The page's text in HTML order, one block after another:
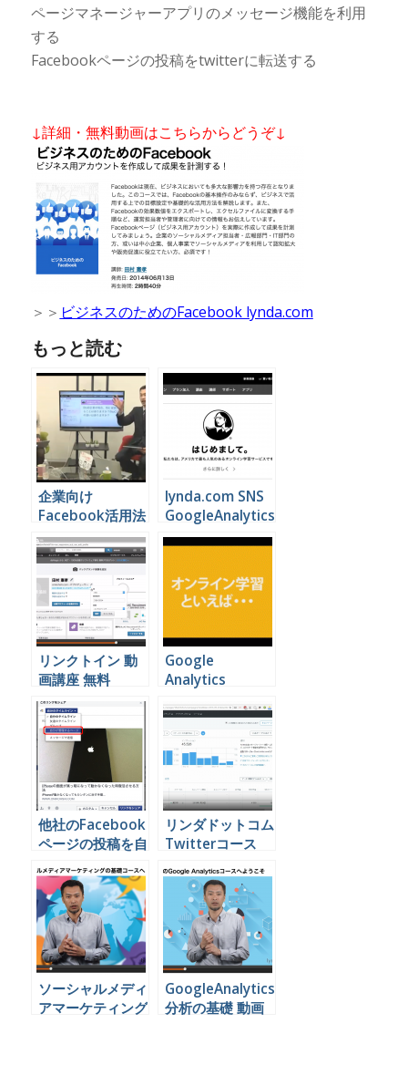
ページマネージャーアプリのメッセージ機能を利用
する
Facebookページの投稿をtwitterに転送する
↓詳細・無料動画はこちらからどうぞ↓
＞＞ ビジネスのためのFacebook lynda.com
もっと読む
企業向け
Facebook活用法
動画セミナー
lynda.com SNS
GoogleAnalytics
動画セミナー一覧
リンクトイン 動
画講座 無料
lynda.com
Google
Analytics
ドットコム日本版
他社のFacebook
ページの投稿を自
社FBページでシ
ェアする手順
リンダドットコム
Twitterコース
youtube 無料
ソーシャルメディ
アマーケティング
GoogleAnalytics
分析の基礎 動画